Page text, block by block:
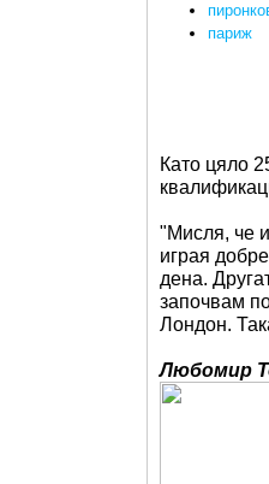
париж
Като цяло
"Мисля, че
играя
дена.
започвам
Лондон.
Любомир